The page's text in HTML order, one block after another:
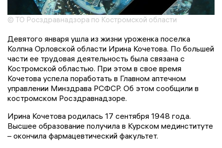
© ТО Росздравнадзора по Костромской области
Девятого января ушла из жизни уроженка поселка
Колпна Орловской области Ирина Кочетова. По большей
части ее трудовая деятельность была связана с
Костромской областью. При этом в свое время
Кочетова успела поработать в Главном аптечном
управлении Минздрава РСФСР. Об этом сообщили в
костромском Росздравнадзоре.
Ирина Кочетова родилась 17 сентября 1948 года.
Высшее образование получила в Курском мединституте
– окончила фармацевтический факультет.